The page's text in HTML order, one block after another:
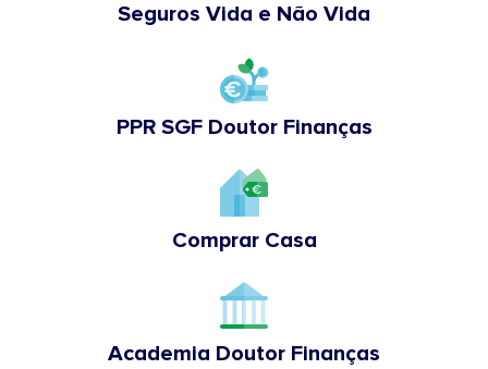
Seguros Vida e Não Vida
PPR SGF Doutor Finanças
Comprar Casa
Academia Doutor Finanças